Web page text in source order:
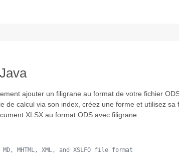
ajouter un filigrane au format de votre fichier
calcul via son index, créez une forme et utilisez
XLSX au format ODS avec filigrane.
MHTML, XML, and XSLFO file format